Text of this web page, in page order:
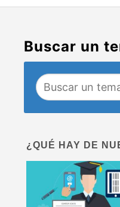
Buscar un
¿QUÉ HAY DE